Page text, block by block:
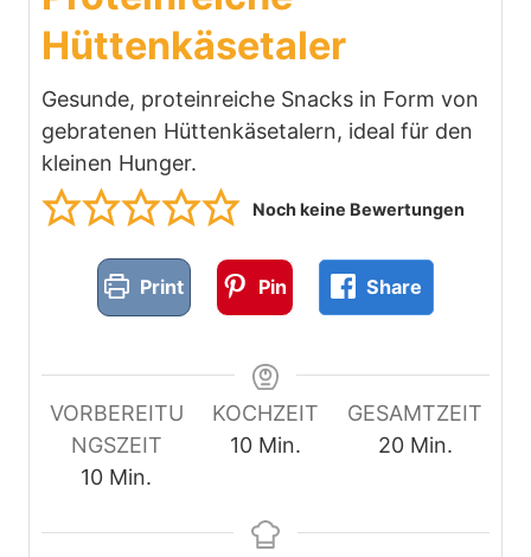
Hüttenkäsetaler
Gesunde, proteinreiche Snacks in Form von
gebratenen Hüttenkäsetalern, ideal für den
kleinen Hunger.
Noch keine Bewertungen
Print Pin Share
VORBEREITU
NGSZEIT
10M
n
Min.
KOCHZEIT
10M
u
Min.
GESAMTZEIT
20M
u
Min.